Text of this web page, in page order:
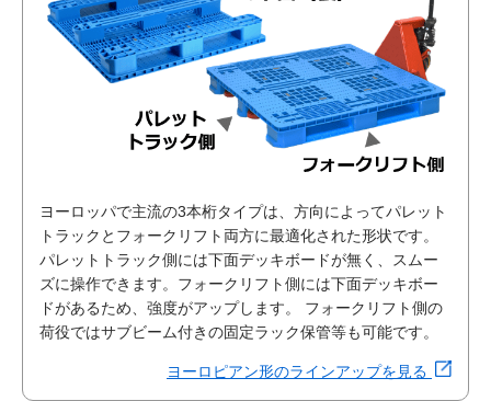
ヨーロッパで主流の3本桁タイプは、方向によってパレット
トラックとフォークリフト両方に最適化された形状です。
パレットトラック側には下面デッキボードが無く、スムー
ズに操作できます。フォークリフト側には下面デッキボー
ドがあるため、強度がアップします。 フォークリフト側の
荷役ではサブビーム付きの固定ラック保管等も可能です。
ヨーロピアン形のラインアップを見る